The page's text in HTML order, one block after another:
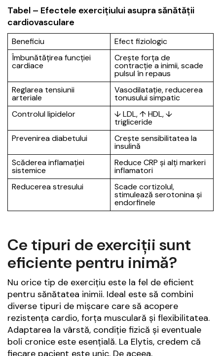
Tabel – Efectele exercițiului asupra sănătății
cardiovasculare
Beneficiu
Efect fiziologic
Îmbunătățirea funcției
cardiace
Crește forța de
contracție a inimii, scade
pulsul în repaus
Reglarea tensiunii
arteriale
Vasodilatație, reducerea
tonusului simpatic
Controlul lipidelor
↓ LDL, ↑ HDL, ↓
trigliceride
Prevenirea diabetului
Crește sensibilitatea la
insulină
Scăderea inflamației
sistemice
Reduce CRP și alți markeri
inflamatori
Reducerea stresului
Scade cortizolul,
stimulează serotonina și
endorfinele
Ce tipuri de exerciții sunt
eficiente pentru inimă?
Nu orice tip de exercițiu este la fel de eficient
pentru sănătatea inimii. Ideal este să combini
diverse tipuri de mișcare care să acopere
rezistența cardio, forța musculară și flexibilitatea.
Adaptarea la vârstă, condiție fizică și eventuale
boli cronice este esențială. La Elytis, credem că
fiecare pacient este unic. De aceea,